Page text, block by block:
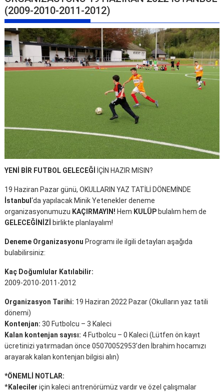
(2009-2010-2011-2012)
YENİ BİR FUTBOL GELECEĞİ İÇİN HAZIR MISIN?
19 Haziran Pazar günü, OKULLARIN YAZ TATİLİ DÖNEMİNDE
İstanbul‘da yapılacak Minik Yetenekler deneme
organizasyonumuzu KAÇIRMAYIN! Hem KULÜP bulalım hem de
GELECEĞİNİZİ
birlikte planlayalım!
Deneme Organizasyonu Programı ile ilgili detayları aşağıda
bulabilirsiniz:
Kaç Doğumlular Katılabilir:
2009-2010-2011-2012
Organizasyon Tarihi: 19 Haziran 2022 Pazar (Okulların yaz tatili
dönemi)
Kontenjan: 30 Futbolcu – 3 Kaleci
Kalan kontenjan sayısı: 4 Futbolcu – 0 Kaleci (Lütfen ön kayıt
ücretinizi yatırmadan önce 05070052953’den İbrahim hocamızı
arayarak kalan kontenjan bilgisi alın)
*ÖNEMLİ NOTLAR:
*Kalecileriçin kaleci antrenörümüz vardır ve özel çalışmalar